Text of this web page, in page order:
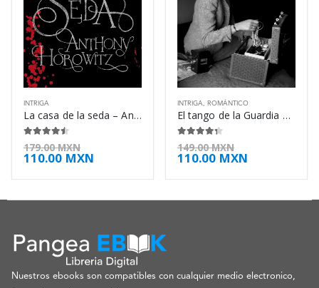
INTRIGA
La casa de la seda – Anthony Horowitz
4.38 de 5
179.00MXN
110.00 MXN
INTRIGA, ROMÁNTICO
El tango de la Guardia Vieja – Arturo Pérez-Reverte
4.25 de 5
149.00MXN
110.00 MXN
Nuestros ebooks son compatibles con cualquier medio electronico,